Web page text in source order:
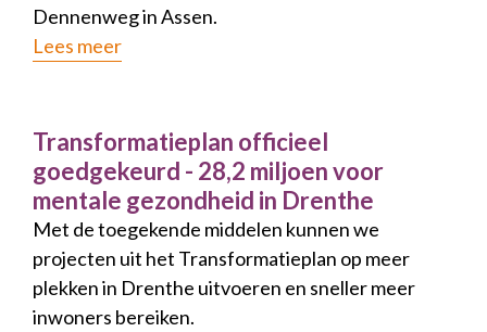
Dennenweg in Assen.
Lees meer
Transformatieplan officieel
goedgekeurd - 28,2 miljoen voor
mentale gezondheid in Drenthe
Met de toegekende middelen kunnen we
projecten uit het Transformatieplan op meer
plekken in Drenthe uitvoeren en sneller meer
inwoners bereiken.